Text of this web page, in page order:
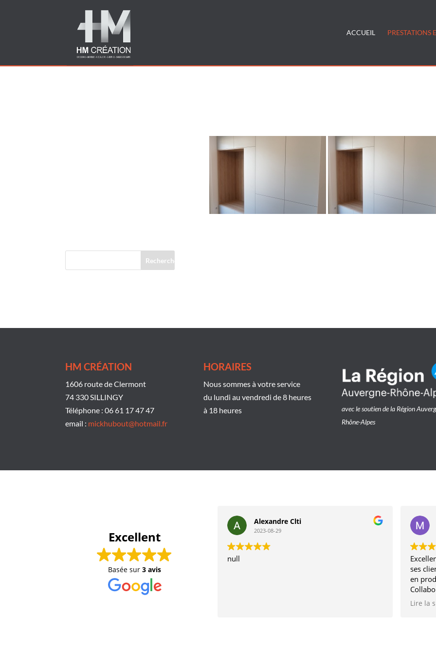
ACCUEIL PRESTATIONS
HM CRÉATION
1606 route de Clermont
74 330 SILLINGY
Téléphone : 06 61 17 47 47
email : mickhubout@hotmail.fr
HORAIRES
Nous sommes à votre service
du lundi au vendredi de 8 heures
à 18 heures
avec le soutien de la Région
Rhône-Alpes
Excellent
Basée sur3 avis
Alexandre Clti
2023-08-29
null
ses
en
depuis
Lire la